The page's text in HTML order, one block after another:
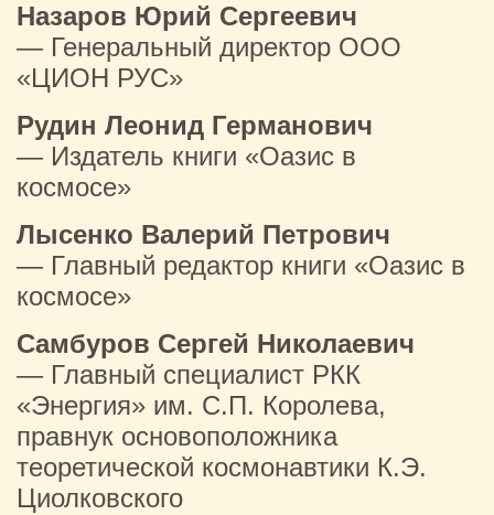
Назаров Юрий Сергеевич
— Генеральный директор ООО
«ЦИОН РУС»
Рудин Леонид Германович
— Издатель книги «Оазис в
космосе»
Лысенко Валерий Петрович
— Главный редактор книги «Оазис в
космосе»
Самбуров Сергей Николаевич
— Главный специалист РКК
«Энергия» им. С.П. Королева,
правнук основоположника
теоретической космонавтики К.Э.
Циолковского